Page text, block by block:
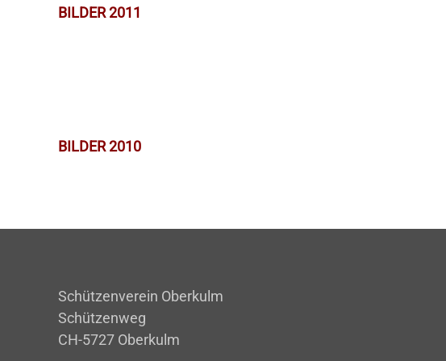
BILDER 2011
BILDER 2010
Schützenverein Oberkulm
Schützenweg
CH-5727 Oberkulm